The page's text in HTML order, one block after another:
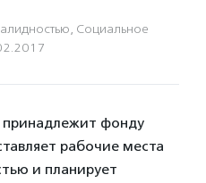
, Социальное
фонду
рабочие места
и планирует